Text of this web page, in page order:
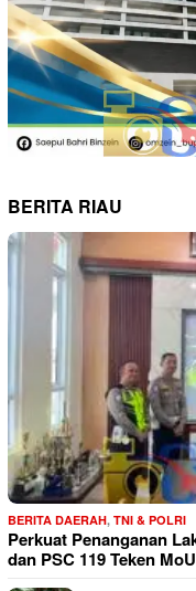
BERITA RIAU
BERITA DAERAH, TNI & POLRI
Perkuat Penanganan
dan PSC 119 Teken MoU